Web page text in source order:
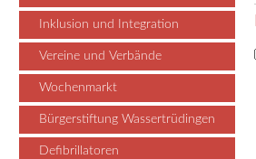
Inklusion und Integration
Vereine und Verbände
Wochenmarkt
Bürgerstiftung Wassertrüdingen
Defibrillatoren